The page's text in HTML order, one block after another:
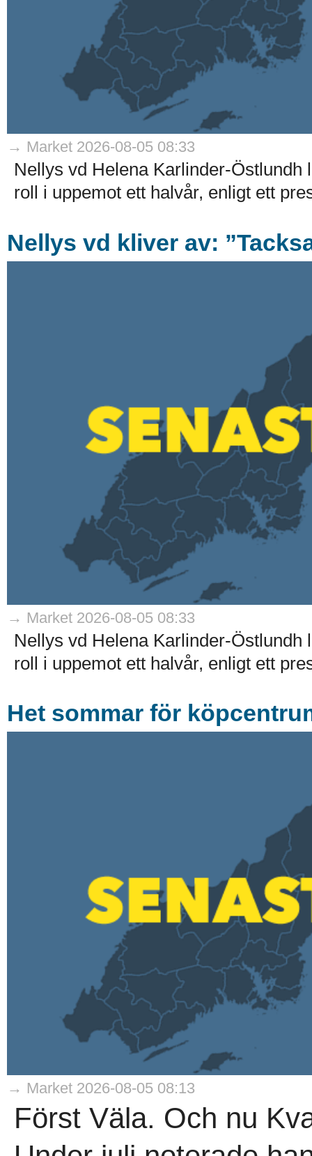
→ Market 2026-08-05 08:33
Nellys vd Helena Karlinder-
roll i uppemot ett halvår, enligt ett
Nellys vd kliver av:
→ Market 2026-08-05 08:33
Nellys vd Helena Karlinder-
roll i uppemot ett halvår, enligt ett
Het sommar för
→ Market 2026-08-05 08:13
Först Väla. Och nu